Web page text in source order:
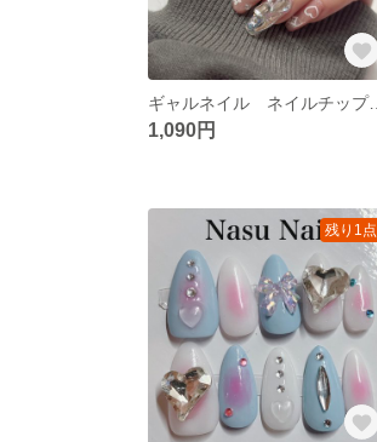
ギャルネイル ネイルチップ 韓国風 マグネットネイル
1,090円
残り1点